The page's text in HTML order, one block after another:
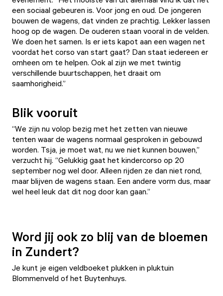
een sociaal gebeuren is. Voor jong en oud. De jongeren
bouwen de wagens, dat vinden ze prachtig. Lekker lassen
hoog op de wagen. De ouderen staan vooral in de velden.
We doen het samen. Is er iets kapot aan een wagen net
voordat het corso van start gaat? Dan staat iedereen er
omheen om te helpen. Ook al zijn we met twintig
verschillende buurtschappen, het draait om
saamhorigheid.”
Blik vooruit
“We zijn nu volop bezig met het zetten van nieuwe
tenten waar de wagens normaal gesproken in gebouwd
worden. Tsja, je moet wat, nu we niet kunnen bouwen,”
verzucht hij. “Gelukkig gaat het kindercorso op 20
september nog wel door. Alleen rijden ze dan niet rond,
maar blijven de wagens staan. Een andere vorm dus, maar
wel heel leuk dat dit nog door kan gaan.”
Word jij ook zo blij van de bloemen
in Zundert?
Je kunt je eigen veldboeket plukken in pluktuin
Blommenveld of het Buytenhuys.